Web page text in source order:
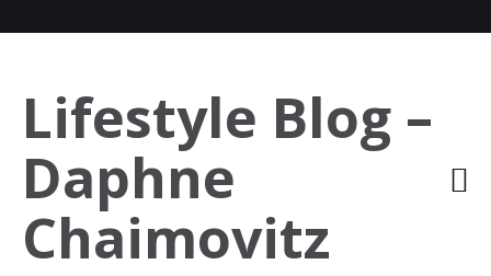
Lifestyle Blog –
Daphne
Chaimovitz